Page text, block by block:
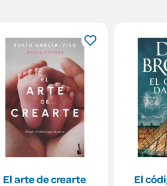
El arte de crearte El